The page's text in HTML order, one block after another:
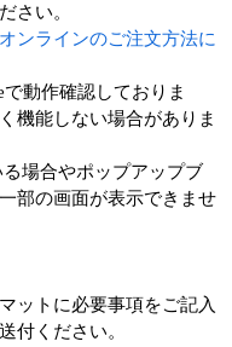
さい。
オンラインのご注文方法に
動作確認しておりま
機能しない場合がありま
場合やポップアップブ
部の画面が表示できませ
ットに必要事項をご記入
付ください。